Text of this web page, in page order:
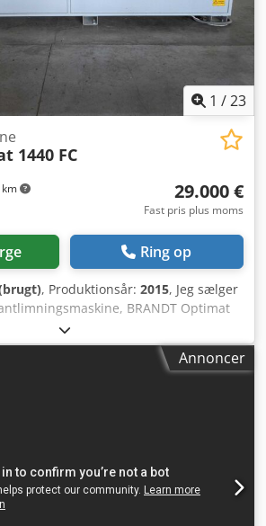
1 /23
1440 FC
29.000 €
Fast pris plus moms
Ring op
, Produktionsår: 2015, Jeg sælger
BRANDT Optimat
2015: Konfiguration: - Indløbsanslag
- Forslibning manuelt justerbar -
/ Airtec System Schugoma -
og renblæsningssystem for og bag
servomotorisk justerbar
mm Kantmaterialetykkelse: 0,4-8 mm
Annoncer